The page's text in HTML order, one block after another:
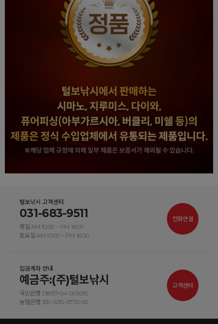
털보낚시 고객센터
031-683-9511
평일 AM 10:00 ~ PM 16:00
토요일 AM 10:00 ~ PM 16:00
전화연결
입금계좌 안내
예금주:(주)털보낚시
국민은행 218137-04-003095
농협은행 355-0015-0770-93
고객센터